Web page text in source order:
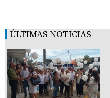
ÚLTIMAS NOTICIAS